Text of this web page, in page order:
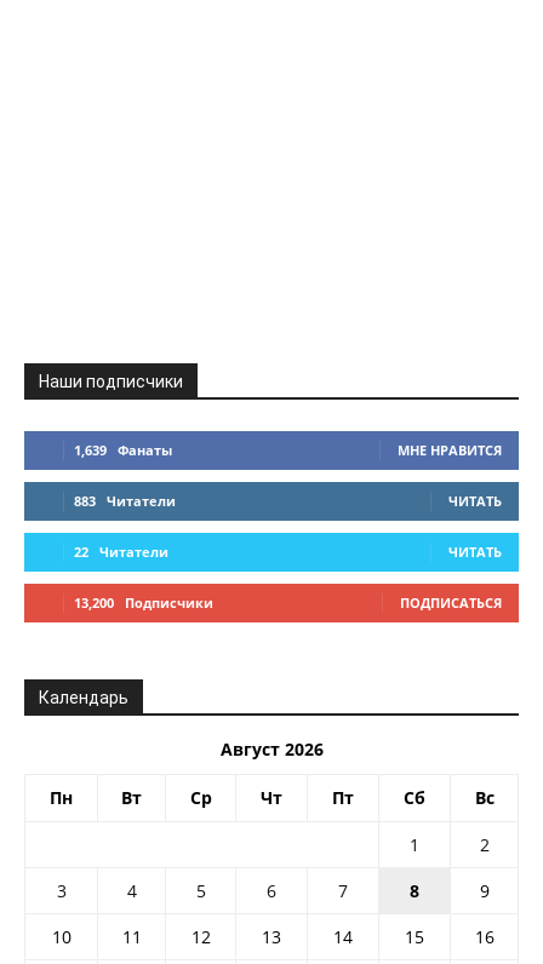
Наши подписчики
1,639 Фанаты МНЕ НРАВИТСЯ
883 Читатели ЧИТАТЬ
22 Читатели ЧИТАТЬ
13,200 Подписчики ПОДПИСАТЬСЯ
Календарь
Август 2026
Пн Вт Ср Чт Пт Сб Вс
1
2
3
4 5 6 7 8
9
10
11 12 13 14 15 16